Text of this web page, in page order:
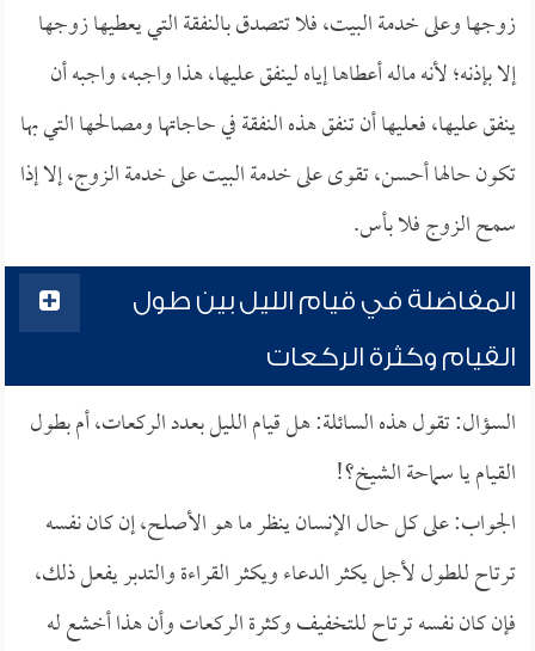
زوجها وعلى خدمة البيت، فلا تتصدق بالنفقة التي يعطيها زوجها
إلا بإذنه؛ لأنه ماله أعطاها إياه لينفق عليها، هذا واجبه، واجبه أن
ينفق عليها، فعليها أن تنفق هذه النفقة في حاجاتها ومصالحها التي بها
تكون حالها أحسن، تقوى على خدمة البيت على خدمة الزوج، إلا إذا
سمح الزوج فلا بأس.
المفاضلة في قيام الليل بين طول
القيام وكثرة الركعات
السؤال: تقول هذه السائلة: هل قيام الليل بعدد الركعات، أم بطول
القيام يا سماحة الشيخ؟!
الجواب: على كل حال الإنسان ينظر ما هو الأصلح، إن كان نفسه
ترتاح للطول لأجل يكثر الدعاء ويكثر القراءة والتدبر يفعل ذلك،
فإن كان نفسه ترتاح للتخفيف وكثرة الركعات وأن هذا أخشع له